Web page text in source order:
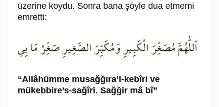
üzerine koydu. Sonra bana şöyle dua etmemi
emretti:
“Allâhümme musağğıra’l-kebîri ve
mükebbire’s-sağîri. Sağğir mâ bî”